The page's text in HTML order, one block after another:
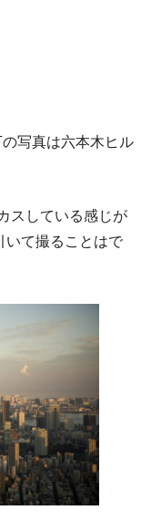
写真は六本木ヒル
スしている感じが
いて撮ることはで